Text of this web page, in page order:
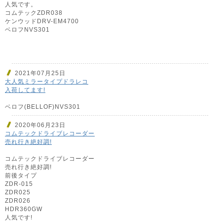
人気です。
コムテックZDR038
ケンウッドDRV-EM4700
ベロフNVS301
2021年07月25日
大人気ミラータイプドラレコ
入荷してます!
ベロフ(BELLOF)NVS301
2020年06月23日
コムテックドライブレコーダー
売れ行き絶好調!
コムテックドライブレコーダー
売れ行き絶好調!
前後タイプ
ZDR-015
ZDR025
ZDR026
HDR360GW
人気です!